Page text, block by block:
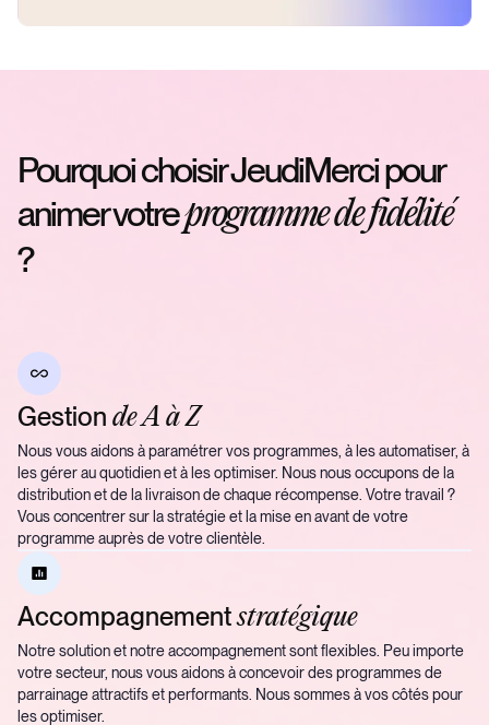
Pourquoi choisir JeudiMerci pour
animer votreprogramme de fidélité
?
Gestion de A à Z
Nous vous aidons à paramétrer vos programmes, à les automatiser, à
les gérer au quotidien et à les optimiser. Nous nous occupons de la
distribution et de la livraison de chaque récompense. Votre travail ?
Vous concentrer sur la stratégie et la mise en avant de votre
programme auprès de votre clientèle.
Accompagnementstratégique
Notre solution et notre accompagnement sont flexibles. Peu importe
votre secteur, nous vous aidons à concevoir des programmes de
parrainage attractifs et performants. Nous sommes à vos côtés pour
les optimiser.